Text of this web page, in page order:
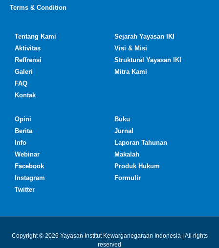
Terms & Condition
Tentang Kami
Aktivitas
Reffrensi
Galeri
FAQ
Kontak
Sejarah Yayasan IKI
Visi & Misi
Struktural Yayasan IKI
Mitra Kami
Opini
Berita
Info
Webinar
Facebook
Instagram
Twitter
Buku
Jurnal
Laporan Tahunan
Makalah
Produk Hukum
Formulir
Copyright © 2026 Yayasan Institut Kewarganegaraan Indonesia | All rights
reserved